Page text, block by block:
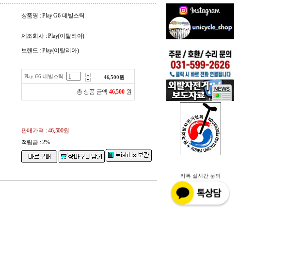
상품명 : Play G6 데빌스틱
제조회사 : Play(이탈리아)
브랜드 : Play(이탈리아)
Play G6 데빌스틱 46,500원
총 상품 금액 46,500 원
판매가격 :46,500원
적립금 : 2%
카톡 실시간 문의